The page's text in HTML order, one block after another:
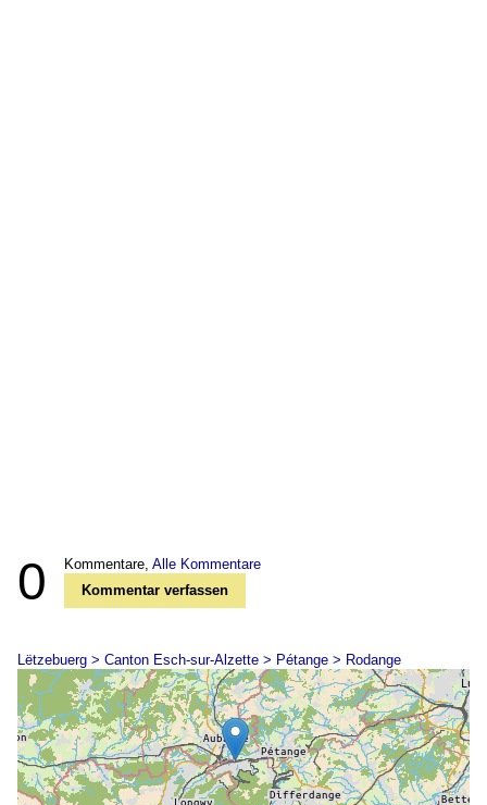
0 Kommentare, Alle Kommentare
Kommentar verfassen
Lëtzebuerg > Canton Esch-sur-Alzette > Pétange > Rodange